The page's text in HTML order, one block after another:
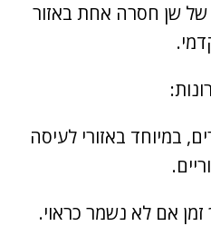
שן חסרה אחת באזור
במיוחד באזורי לעיסה
אם לא נשמר כראוי.